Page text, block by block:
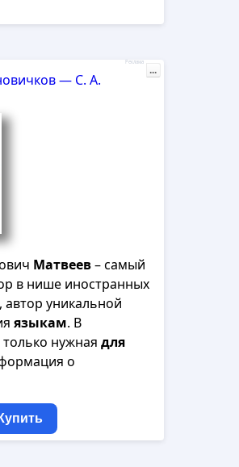
— С. А.
Матвеев– самый
в нише иностранных
автор уникальной
языкам. В
только нужнаядля
о
Купить
Реклама
...